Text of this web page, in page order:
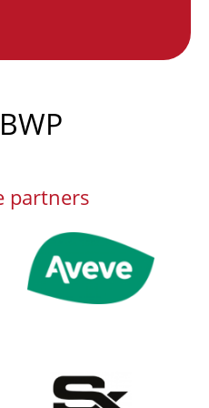
partners
Afbeelding